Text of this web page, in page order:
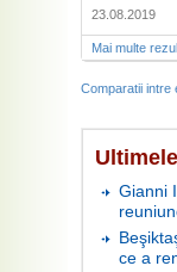
23.08.2019
Mai multe
Comparatii intre
Gianni
ce a